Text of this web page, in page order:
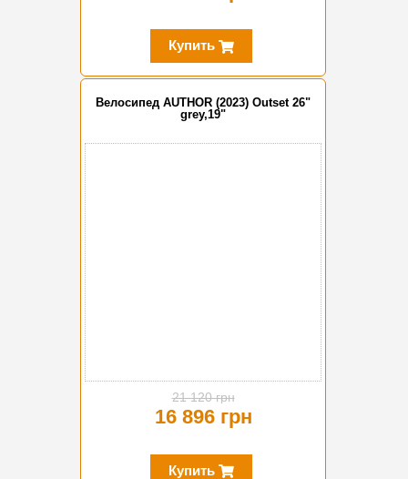
Купить
Велосипед AUTHOR (2023) Outset 26"
grey,19"
21 120 грн
16 896 грн
Купить